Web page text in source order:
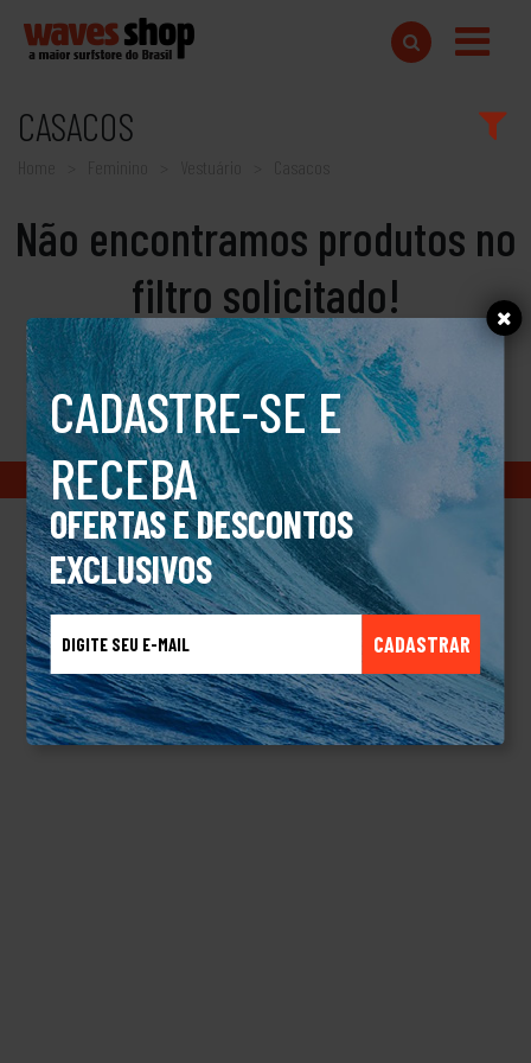
CADASTRE-SE E
RECEBA
OFERTAS E DESCONTOS
EXCLUSIVOS
CADASTRAR
CASACOS
Home Feminino
Não encontramos produtos no
filtro solicitado!
Copyright © 2018 www.wavesshop.com.br - Todos os direitos reservados